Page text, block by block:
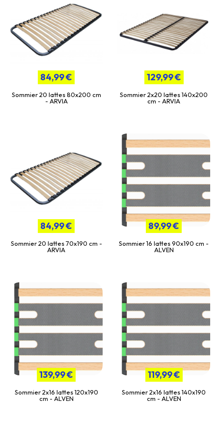
84,99 €
Sommier 20 lattes 80x200 cm
- ARVIA
129,99 €
Sommier 2x20 lattes 140x200
cm - ARVIA
84,99 €
Sommier 20 lattes 70x190 cm -
ARVIA
89,99 €
Sommier 16 lattes 90x190 cm -
ALVEN
139,99 €
Sommier 2x16 lattes 120x190
cm - ALVEN
119,99 €
Sommier 2x16 lattes 140x190
cm - ALVEN